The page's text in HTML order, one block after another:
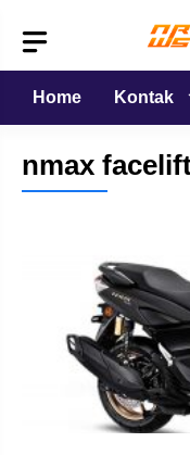
isi
Home
Kontak
nmax